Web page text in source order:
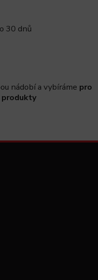
30 dnů
nádobí a vybíráme pro
produkty